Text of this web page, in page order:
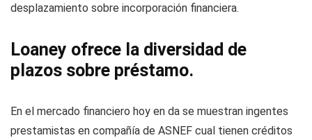
desplazamiento sobre incorporación financiera.
Loaney ofrece la diversidad de
plazos sobre préstamo.
En el mercado financiero hoy en da se muestran ingentes
prestamistas en compañía de ASNEF cual tienen créditos